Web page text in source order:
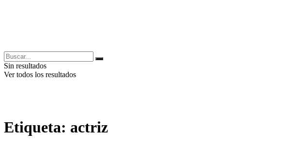
Sin resultados
Ver todos los resultados
Etiqueta: actriz